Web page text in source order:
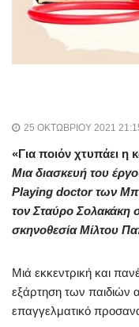
25 ΟΚΤΩΒΡΊΟΥ 2021
«Για ποιόν χτυπάει η
Μια διασκευή του
Playing doctor των
τον Σταύρο Σολακάκη
σκηνοθεσία Μίλτου
Μιά εκκεντρική και
εξάρτηση των παιδιών
επαγγελματικό